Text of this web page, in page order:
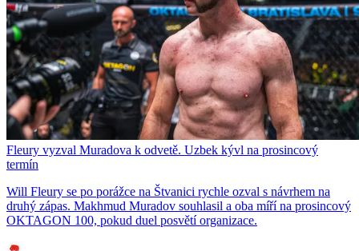
Fleury vyzval Muradova k odvetě. Uzbek kývl na prosincový
termín
Will Fleury se po porážce na Štvanici rychle ozval s návrhem na
druhý zápas. Makhmud Muradov souhlasil a oba míří na prosincový
OKTAGON 100, pokud duel posvětí organizace.